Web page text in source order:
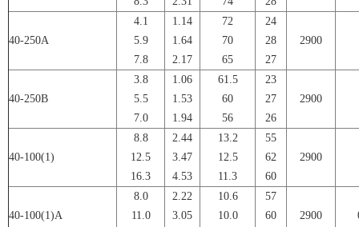
40-250A
4.1
5.9
7.8
1.14
1.64
2.17
72
70
65
24
28
27
2900
40-250B
3.8
5.5
7.0
1.06
1.53
1.94
61.5
60
56
23
27
26
2900
40-100(1)
8.8
12.5
16.3
2.44
3.47
4.53
13.2
12.5
11.3
55
62
60
2900
40-100(1)A
8.0
11.0
2.22
3.05
10.6
10.0
57
60
2900